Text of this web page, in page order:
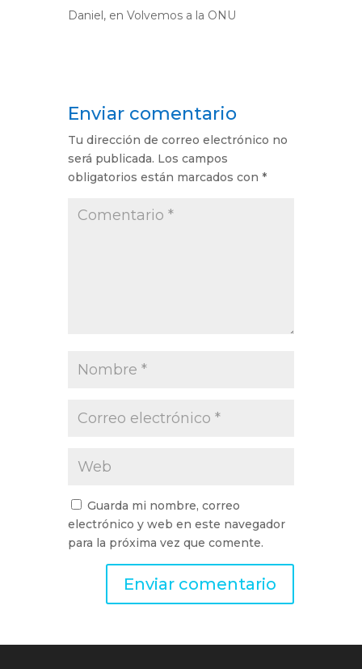
Daniel, en Volvemos a la ONU
Enviar comentario
Tu dirección de correo electrónico no
será publicada. Los campos
obligatorios están marcados con *
Guarda mi nombre, correo
electrónico y web en este navegador
para la próxima vez que comente.